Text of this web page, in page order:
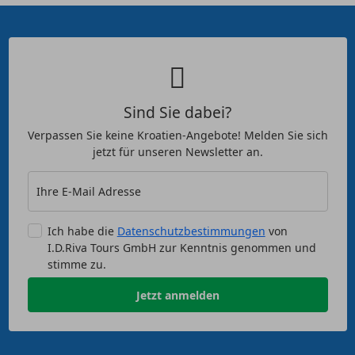
Sind Sie dabei?
Verpassen Sie keine Kroatien-Angebote! Melden Sie sich
jetzt für unseren Newsletter an.
Ihre E-Mail Adresse
Ich habe die Datenschutzbestimmungen von
I.D.Riva Tours GmbH zur Kenntnis genommen und
stimme zu.
Jetzt anmelden